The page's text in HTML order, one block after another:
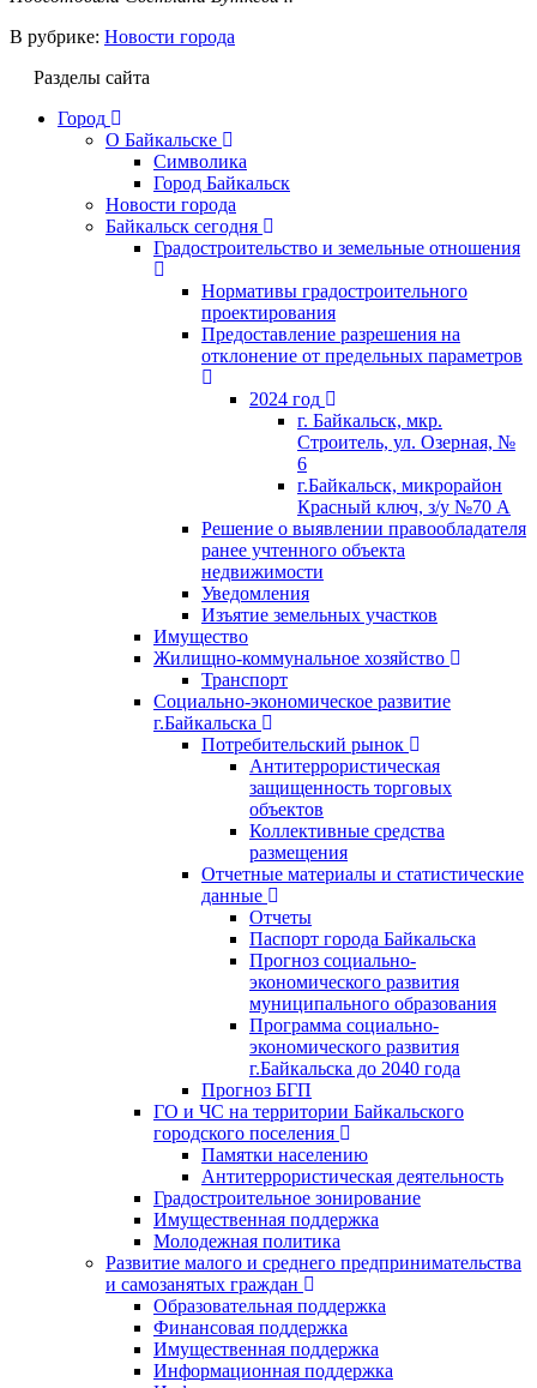
В рубрике: Новости города
Разделы сайта
Город
О Байкальске
Символика
Город Байкальск
Новости города
Байкальск сегодня
Градостроительство и земельные отношения
Нормативы градостроительного
проектирования
Предоставление разрешения на
отклонение от предельных параметров
2024 год
г. Байкальск, мкр.
Строитель, ул. Озерная, №
6
г.Байкальск, микрорайон
Красный ключ, з/у №70 А
Решение о выявлении правообладателя
ранее учтенного объекта
недвижимости
Уведомления
Изъятие земельных участков
Имущество
Жилищно-коммунальное хозяйство
Транспорт
Социально-экономическое развитие
г.Байкальска
Потребительский рынок
Антитеррористическая
защищенность торговых
объектов
Коллективные средства
размещения
Отчетные материалы и статистические
данные
Отчеты
Паспорт города Байкальска
Прогноз социально-
экономического развития
муниципального образования
Программа социально-
экономического развития
г.Байкальска до 2040 года
Прогноз БГП
ГО и ЧС на территории Байкальского
городского поселения
Памятки населению
Антитеррористическая деятельность
Градостроительное зонирование
Имущественная поддержка
Молодежная политика
Развитие малого и среднего предпринимательства
и самозанятых граждан
Образовательная поддержка
Финансовая поддержка
Имущественная поддержка
Информационная поддержка